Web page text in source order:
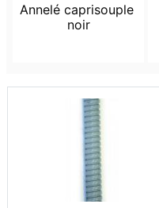
Annelé caprisouple
noir